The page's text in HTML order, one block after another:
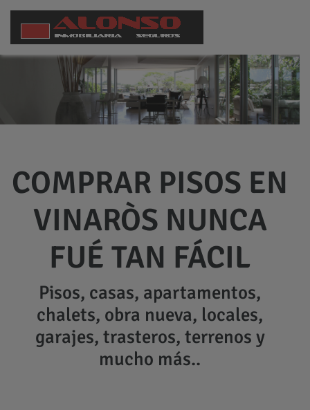
COMPRAR PISOS EN
VINARÒS NUNCA
FUÉ TAN FÁCIL
Pisos, casas, apartamentos,
chalets, obra nueva, locales,
garajes, trasteros, terrenos y
mucho más..